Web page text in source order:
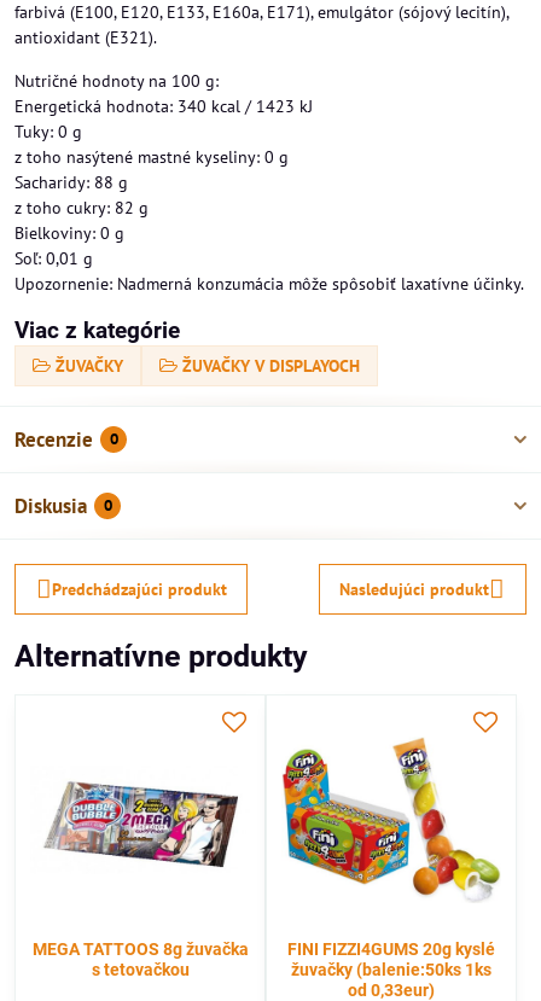
farbivá (E100, E120, E133, E160a, E171), emulgátor (sójový lecitín),
antioxidant (E321).
Nutričné hodnoty na 100 g:
Energetická hodnota: 340 kcal / 1423 kJ
Tuky: 0 g
z toho nasýtené mastné kyseliny: 0 g
Sacharidy: 88 g
z toho cukry: 82 g
Bielkoviny: 0 g
Soľ: 0,01 g
Upozornenie: Nadmerná konzumácia môže spôsobiť laxatívne účinky.
Viac z kategórie
ŽUVAČKY ŽUVAČKY V DISPLAYOCH
Recenzie 0
Diskusia 0
Predchádzajúci produkt Nasledujúci produkt
Alternatívne produkty
MEGA TATTOOS 8g žuvačka
s tetovačkou
FINI FIZZI4GUMS 20g kyslé
žuvačky (balenie:50ks 1ks
od 0,33eur)